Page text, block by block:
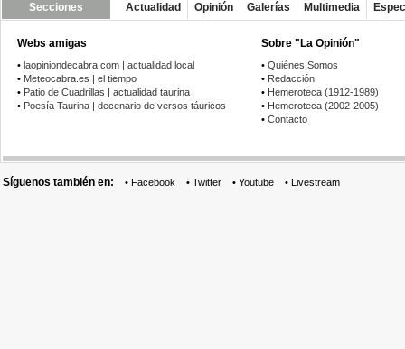
Secciones Actualidad Opinión Galerías Multimedia
Webs amigas
• laopiniondecabra.com | actualidad local
• Meteocabra.es | el tiempo
• Patio de Cuadrillas | actualidad taurina
• Poesía Taurina | decenario de versos táuricos
Sobre "La Opinión"
• Quiénes Somos
• Redacción
• Hemeroteca (1912-1989)
• Hemeroteca (2002-2005)
• Contacto
Síguenos también en: • Facebook • Twitter • Youtube • Livestream